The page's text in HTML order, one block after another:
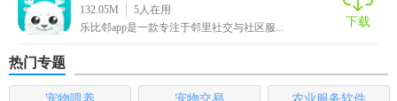
5. 互动消息：接收和发送邻里间的消息，保持实时互动。
【乐比邻官方下载用法】
132.05M 5人在用
乐比邻app是一款专注于邻里社交与社区服...
下载
热门专题